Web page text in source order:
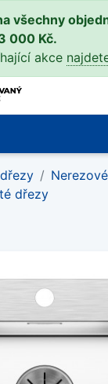
všechny
000 Kč.
akce
dřezy